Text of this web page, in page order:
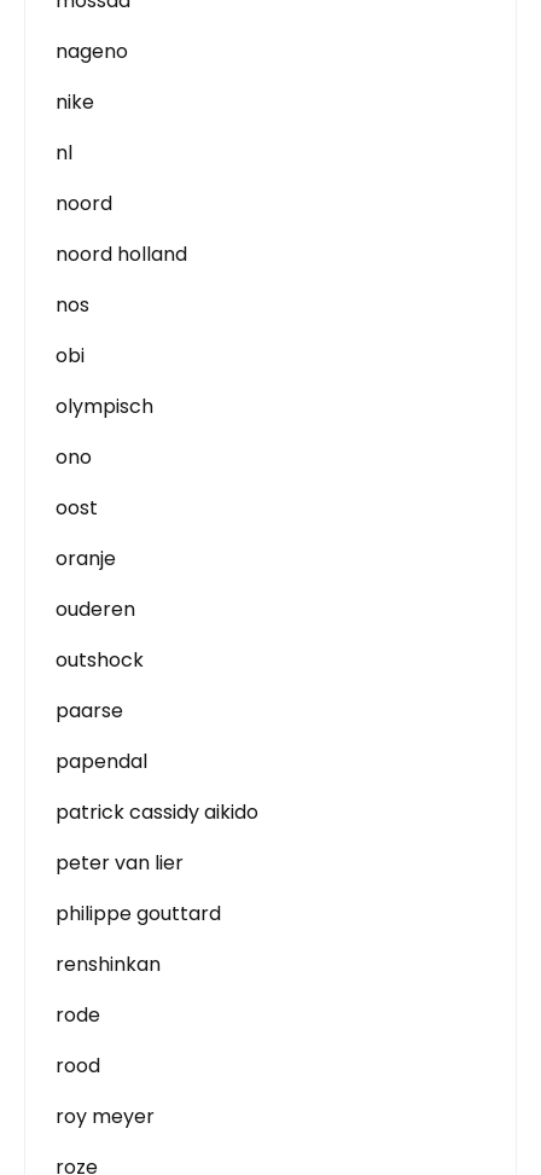
nageno
nike
nl
noord
noord holland
nos
obi
olympisch
ono
oost
oranje
ouderen
outshock
paarse
papendal
patrick cassidy aikido
peter van lier
philippe gouttard
renshinkan
rode
rood
roy meyer
roze